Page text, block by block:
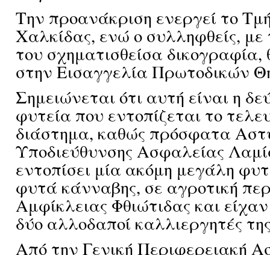
Την προανάκριση ενεργεί το
Χαλκίδας, ενώ ο συλληφθείς, με
του σχηματισθείσα δικογραφία,
στην Εισαγγελία Πρωτοδικών
Σημειώνεται ότι αυτή είναι η
φυτεία που εντοπίζεται το
διάστημα, καθώς πρόσφατα
Υποδιεύθυνσης Ασφαλείας
εντοπίσει μία ακόμη μεγάλη
φυτά κάνναβης, σε αγροτική
Αμφίκλειας Φθιώτιδας και
δύο αλλοδαποί καλλιεργητές
Από την Γενική Περιφερειακή